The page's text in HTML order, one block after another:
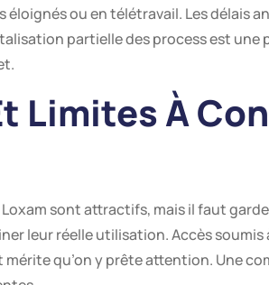
ou en télétravail. Les délais
partielle des process est
Limites À
sont attractifs, mais il faut
leur réelle utilisation. Accès
mérite qu’on y prête attention. Une